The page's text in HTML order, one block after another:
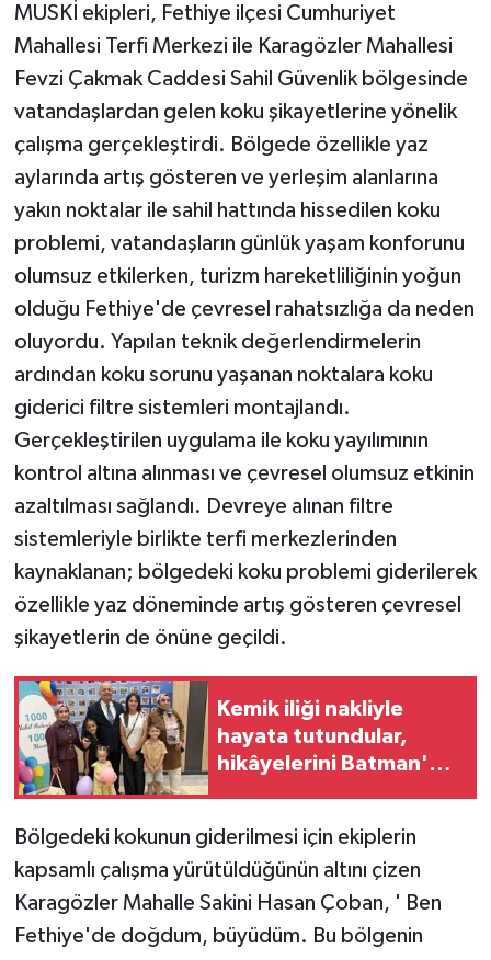
MUSKİ ekipleri, Fethiye ilçesi Cumhuriyet
Mahallesi Terfi Merkezi ile Karagözler Mahallesi
Fevzi Çakmak Caddesi Sahil Güvenlik bölgesinde
vatandaşlardan gelen koku şikayetlerine yönelik
çalışma gerçekleştirdi. Bölgede özellikle yaz
aylarında artış gösteren ve yerleşim alanlarına
yakın noktalar ile sahil hattında hissedilen koku
problemi, vatandaşların günlük yaşam konforunu
olumsuz etkilerken, turizm hareketliliğinin yoğun
olduğu Fethiye'de çevresel rahatsızlığa da neden
oluyordu. Yapılan teknik değerlendirmelerin
ardından koku sorunu yaşanan noktalara koku
giderici filtre sistemleri montajlandı.
Gerçekleştirilen uygulama ile koku yayılımının
kontrol altına alınması ve çevresel olumsuz etkinin
azaltılması sağlandı. Devreye alınan filtre
sistemleriyle birlikte terfi merkezlerinden
kaynaklanan; bölgedeki koku problemi giderilerek
özellikle yaz döneminde artış gösteren çevresel
şikayetlerin de önüne geçildi.
Kemik iliği nakliyle
hayata tutundular,
hikâyelerini Batman'da
Bölgedeki kokunun giderilmesi için ekiplerin
kapsamlı çalışma yürütüldüğünün altını çizen
Karagözler Mahalle Sakini Hasan Çoban, ' Ben
Fethiye'de doğdum, büyüdüm. Bu bölgenin
MAGAZİN
POLİTİKA
Sağlık
SİYASET
SPOR HABERLERİ
TEKNOLOJİ
Turizm
YAŞAM
YEREL